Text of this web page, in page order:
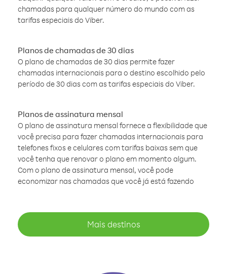
chamadas para qualquer número do mundo com as
tarifas especiais do Viber.
Planos de chamadas de 30 dias
O plano de chamadas de 30 dias permite fazer
chamadas internacionais para o destino escolhido pelo
período de 30 dias com as tarifas especiais do Viber.
Planos de assinatura mensal
O plano de assinatura mensal fornece a flexibilidade que
você precisa para fazer chamadas internacionais para
telefones fixos e celulares com tarifas baixas sem que
você tenha que renovar o plano em momento algum.
Com o plano de assinatura mensal, você pode
economizar nas chamadas que você já está fazendo
Mais destinos